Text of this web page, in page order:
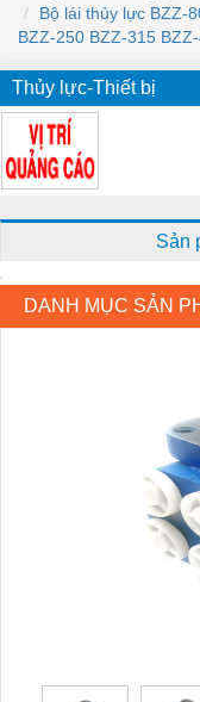
Bộ lái thủy lực BZZ-
BZZ-250 BZZ-315
Thủy lực-Thiết bị
Sản
DANH MỤC SẢN